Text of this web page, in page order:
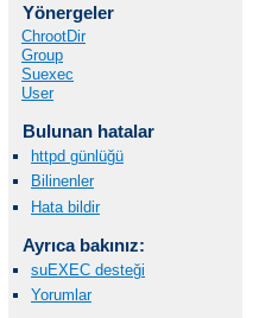
Yönergeler
ChrootDir
Group
Suexec
User
Bulunan hatalar
httpd günlüğü
Bilinenler
Hata bildir
Ayrıca bakınız:
suEXEC desteği
Yorumlar